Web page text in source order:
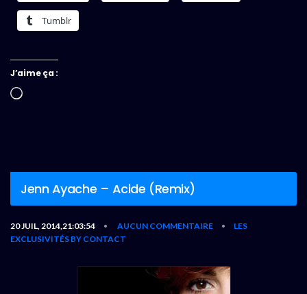
Tumblr
J’aime ça :
Chargement…
Jenn Ayache – Acide (Remix)
20 JUIL, 2014,21:03:54 • AUCUN COMMENTAIRE •
LES
EXCLUSIVITÉS BY CONTACT